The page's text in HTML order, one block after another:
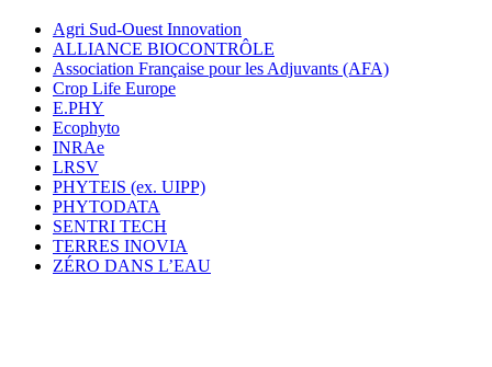
Agri Sud-Ouest Innovation
ALLIANCE BIOCONTRÔLE
Association Française pour les Adjuvants (AFA)
Crop Life Europe
E.PHY
Ecophyto
INRAe
LRSV
PHYTEIS (ex. UIPP)
PHYTODATA
SENTRI TECH
TERRES INOVIA
ZÉRO DANS L’EAU